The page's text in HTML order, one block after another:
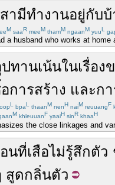
สามีทำงานอยู่กับ
M saaR meeM thamM ngaanM yuuL
a husband who works at home
ปทานเน้นในเรื่อง
การสร้าง และก
oopL bpaL thaanM nenH naiM reuuangF
M khleuuanF yaaiH sinR khaaH
the close linkages and
นที่เสือไม่รู้สึกตัว
สูดกลิ่นตัว